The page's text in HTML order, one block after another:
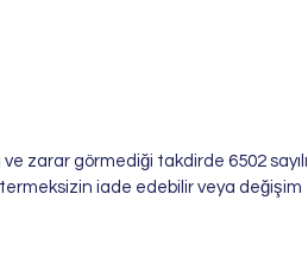
zarar görmediği takdirde 6502 sayılı
iade edebilir veya değişim